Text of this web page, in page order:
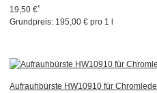
19,50 €*
Grundpreis: 195,00 € pro 1 l
Aufrauhbürste HW10910 für